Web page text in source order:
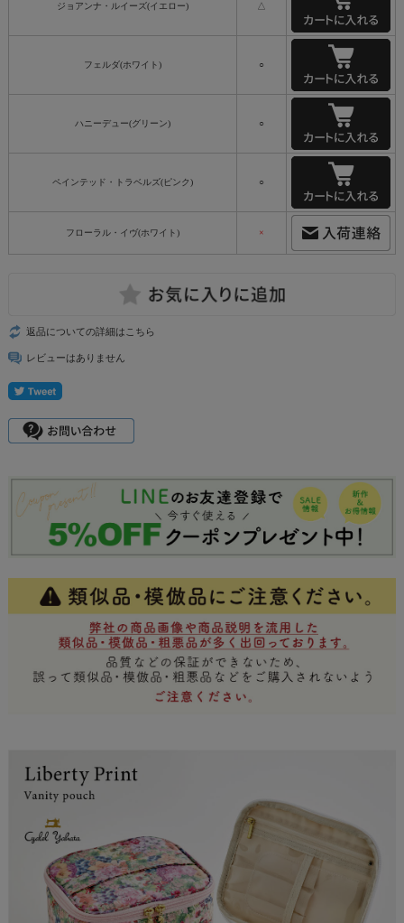
ジョアンナ・ルイーズ(イエロー) △
フェルダ(ホワイト) ○
ハニーデュー(グリーン) ○
ペインテッド・トラベルズ(ピンク) ○
フローラル・イヴ(ホワイト) ×
返品についての詳細はこちら
レビューはありません